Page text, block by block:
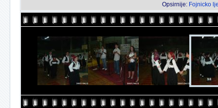
Opsirnije: Fojnicko